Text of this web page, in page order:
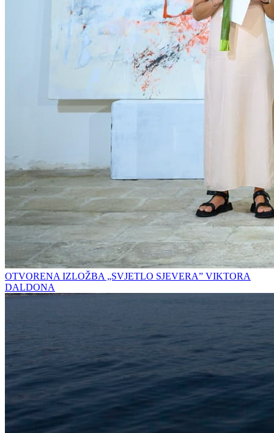
OTVORENA IZLOŽBA „SVJETLO SJEVERA” VIKTORA
DALDONA